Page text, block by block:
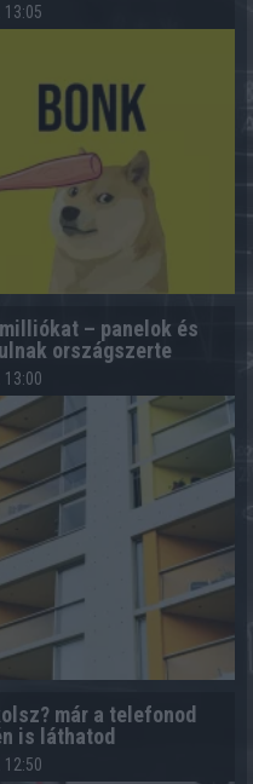
13:05
– panelok és
országszerte
13:00
már a telefonod
is láthatod
12:50